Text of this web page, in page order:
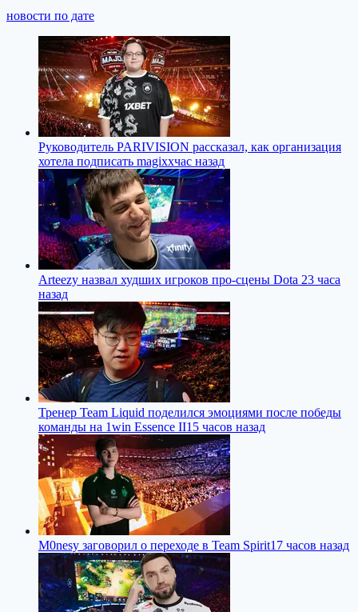
новости по дате
Руководитель PARIVISION рассказал, как организация
хотела подписать magixxчас назад
Arteezy назвал худших игроков про-сцены Dota 23 часа
назад
Тренер Team Liquid поделился эмоциями после победы
команды на 1win Essence II15 часов назад
M0nesy заговорил о переходе в Team Spirit17 часов назад